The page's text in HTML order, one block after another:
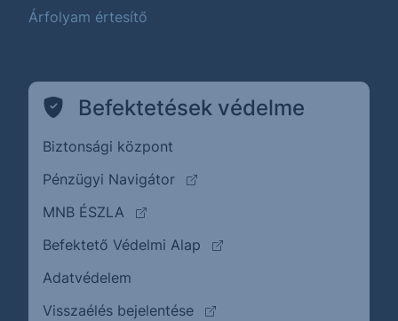
Árfolyam értesítő
Befektetések védelme
Biztonsági központ
Pénzügyi Navigátor
(külső oldalra ugrik)
MNB ÉSZLA
(külső oldalra ugrik)
Befektető Védelmi Alap
(külső oldalra ugrik)
Adatvédelem
Visszaélés bejelentése
(külső oldalra ugrik)